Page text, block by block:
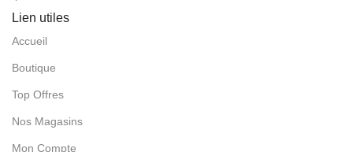
Lien utiles
Accueil
Boutique
Top Offres
Nos Magasins
Mon Compte